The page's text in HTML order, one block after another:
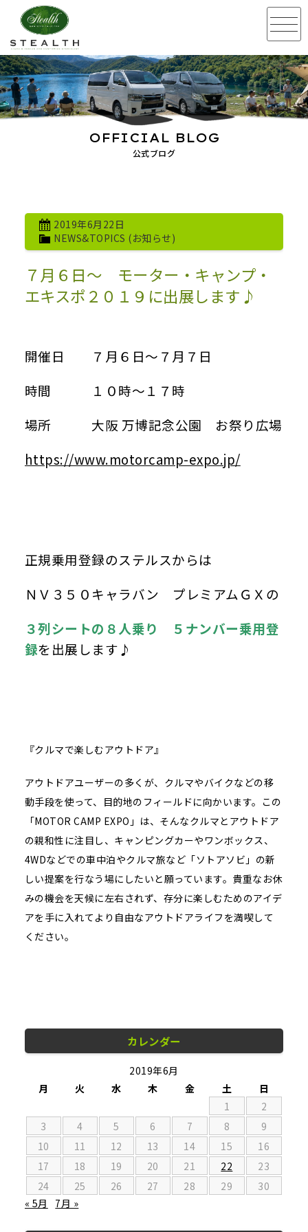
公式ブログ
OFFICIAL BLOG
2019年6月22日
NEWS&TOPICS (お知らせ)
７月６日～ モーター・キャンプ・
エキスポ２０１９に出展します♪
開催日 ７月６日～７月７日
時間 １０時～１７時
場所 大阪 万博記念公園 お祭り広場
https://www.motorcamp-expo.jp/
正規乗用登録のステルスからは
ＮＶ３５０キャラバン プレミアムＧＸの
３列シートの８人乗り ５ナンバー乗用登
録を出展します♪
『クルマで楽しむアウトドア』
アウトドアユーザーの多くが、クルマやバイクなどの移
動手段を使って、目的地のフィールドに向かいます。この
「MOTOR CAMP EXPO」は、そんなクルマとアウトドア
の親和性に注目し、キャンピングカーやワンボックス、
4WDなどでの車中泊やクルマ旅など「ソトアソビ」の新
しい提案を行なう場にしたいと願っています。貴重なお休
みの機会を天候に左右されず、存分に楽しむためのアイデ
アを手に入れてより自由なアウトドアライフを満喫して
ください。
カレンダー
2019年6月
月
火 水 木 金 土
日
1
2
3
4 5 6 7 8
9
10
11 12 13 14 15
16
17
18 19 20 21 22
23
24
25 26 27 28 29
30
« 5月
7月 »